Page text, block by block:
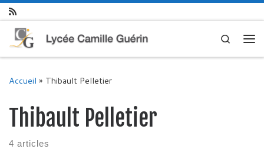
Skip to content
Search
Accueil » Thibault Pelletier
Thibault Pelletier
4 articles